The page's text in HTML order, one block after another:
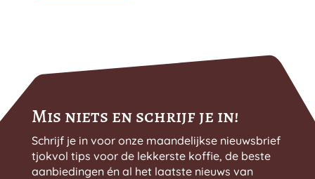
Mis niets en schrijf je in!
Schrijf je in voor onze maandelijkse nieuwsbrief
tjokvol tips voor de lekkerste koffie, de beste
aanbiedingen én al het laatste nieuws van